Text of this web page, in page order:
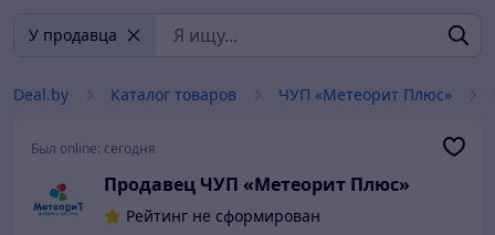
У продавца
Deal.by Каталог товаров ЧУП «Метеорит Плюс»
Был online: сегодня
Продавец ЧУП «Метеорит Плюс»
Рейтинг не сформирован